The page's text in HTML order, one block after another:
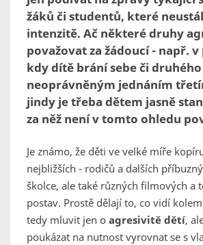
žáků či studentů, které
intenzitě. Ač některé druhy
považovat za žádoucí - např.
kdy dítě brání sebe či
neoprávněným jednáním
jindy je třeba dětem jasně
za něž není v tomto ohledu
Je známo, že děti ve velké míře
nejbližších - rodičů a dalších
školce, ale také různých filmových a
postav. Prostě dělají to, co vidí
tedy mluvit jen o agresivitě dětí,
poukázat na nutnost vyrovnat se s